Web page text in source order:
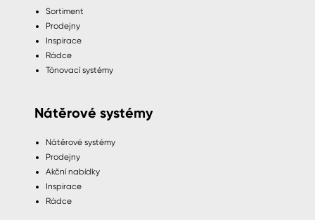
Sortiment
Prodejny
Inspirace
Rádce
Tónovací systémy
Nátěrové systémy
Nátěrové systémy
Prodejny
Akční nabídky
Inspirace
Rádce